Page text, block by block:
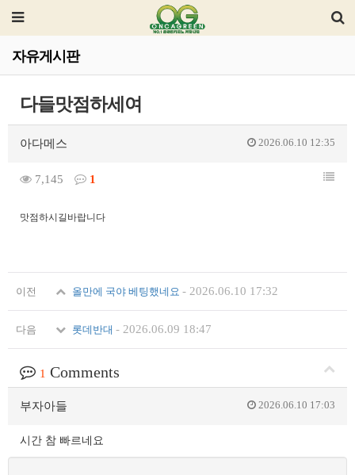
자유게시판
다들맛점하세여
아다메스 2026.06.10 12:35
7,145 1
맛점하시길바랍니다
이전 올만에 국야 베팅했네요 - 2026.06.10 17:32
다음 롯데반대 - 2026.06.09 18:47
1 Comments
부자아들 2026.06.10 17:03
시간 참 빠르네요